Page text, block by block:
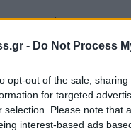
- Do Not Process
opt-out of the sale,
for targeted
selection. Please note that
interest-based ads
Τατούλης και η
ότι με την
οδική σύνδεση των
αυτός ο οδικός
ευρύτερης
στην